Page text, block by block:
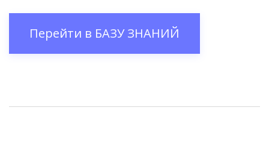
Перейти в БАЗУ ЗНАНИЙ